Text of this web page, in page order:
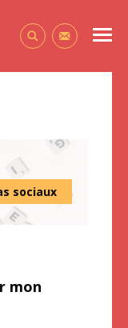
Place
Contactez-
sociaux
mon